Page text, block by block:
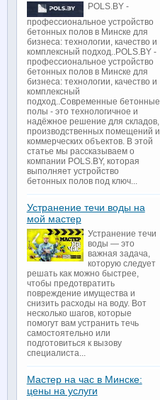
POLS.BY -
профессиональное устройство
бетонных полов в Минске для
бизнеса: технологии, качество и
комплексный подход..POLS.BY -
профессиональное устройство
бетонных полов в Минске для
бизнеса: технологии, качество и
комплексный
подход..Современные бетонные
полы - это технологичное и
надёжное решение для складов,
производственных помещений и
коммерческих объектов. В этой
статье мы рассказываем о
компании POLS.BY, которая
выполняет устройство
бетонных полов под ключ...
Устранение течи воды на
мой мастер
Устранение течи
воды — это
важная задача,
которую следует
решать как можно быстрее,
чтобы предотвратить
повреждение имущества и
снизить расходы на воду. Вот
несколько шагов, которые
помогут вам устранить течь
самостоятельно или
подготовиться к вызову
специалиста...
Мастер на час в Минске:
цены на услуги